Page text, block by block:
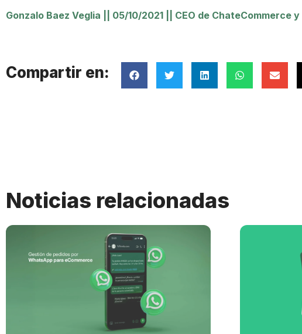
Gonzalo Baez Veglia 05/10/2021 CEO de ChateCommerce
Compartir en:
Noticias relacionadas